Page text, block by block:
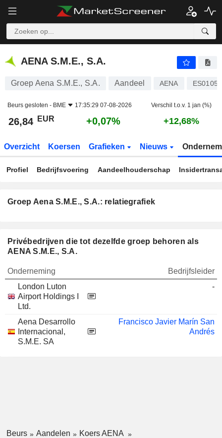
AENA S.M.E., S.A.
AENA S.M.E., S.A.
Groep Aena S.M.E., S.A. Aandeel AENA
Beurs gesloten - BME 17:35:29 07-08-2026 Verschil t.o.v. 1 jan (%)
26,84 EUR +0,07% +12,68%
Overzicht Koersen Grafieken Nieuws
Profiel Bedrijfsvoering Aandeelhouderschap
Groep Aena S.M.E., S.A.: relatiegrafiek
Privébedrijven die tot dezelfde groep behoren als
AENA S.M.E., S.A.
Onderneming
Bedrijfsleider
London Luton
Airport Holdings I
Ltd.
-
Aena Desarrollo
Internacional,
S.M.E. SA
Francisco Javier Marín San
Andrés
Beurs Aandelen
Koers AENA